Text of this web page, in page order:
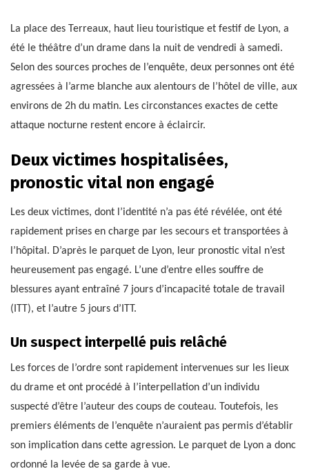
La place des Terreaux, haut lieu touristique et festif de Lyon, a
été le théâtre d’un drame dans la nuit de vendredi à samedi.
Selon des sources proches de l’enquête, deux personnes ont été
agressées à l’arme blanche aux alentours de l’hôtel de ville, aux
environs de 2h du matin. Les circonstances exactes de cette
attaque nocturne restent encore à éclaircir.
Deux victimes hospitalisées,
pronostic vital non engagé
Les deux victimes, dont l’identité n’a pas été révélée, ont été
rapidement prises en charge par les secours et transportées à
l’hôpital. D’après le parquet de Lyon, leur pronostic vital n’est
heureusement pas engagé. L’une d’entre elles souffre de
blessures ayant entraîné 7 jours d’incapacité totale de travail
(ITT), et l’autre 5 jours d’ITT.
Un suspect interpellé puis relâché
Les forces de l’ordre sont rapidement intervenues sur les lieux
du drame et ont procédé à l’interpellation d’un individu
suspecté d’être l’auteur des coups de couteau. Toutefois, les
premiers éléments de l’enquête n’auraient pas permis d’établir
son implication dans cette agression. Le parquet de Lyon a donc
ordonné la levée de sa garde à vue.